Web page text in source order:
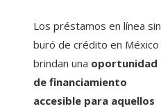
Los préstamos en línea sin
buró de crédito en México
brindan una oportunidad
de financiamiento
accesible para aquellos